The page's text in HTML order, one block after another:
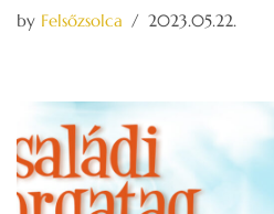
by Felsőzsolca 2023.05.22.